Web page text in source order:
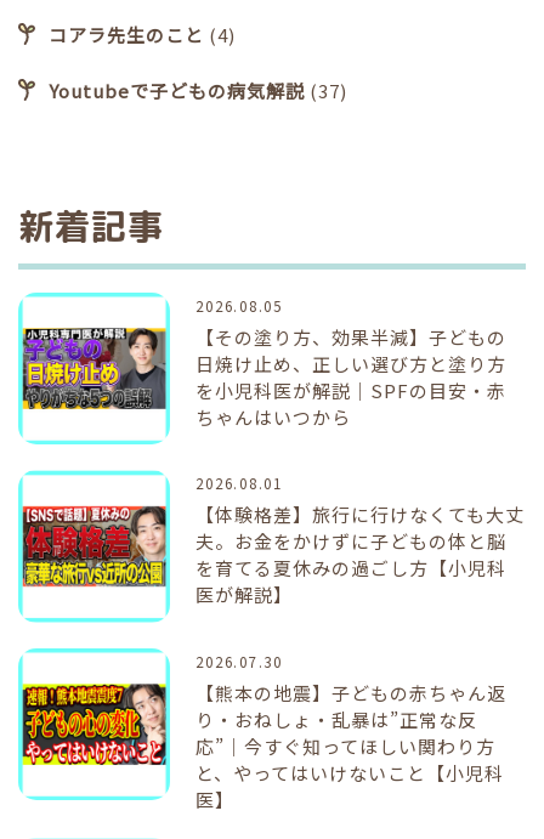
コアラ先生のこと (4)
Youtubeで子どもの病気解説 (37)
新着記事
2026.08.05
【その塗り方、効果半減】子どもの
日焼け止め、正しい選び方と塗り方
を小児科医が解説｜SPFの目安・赤
ちゃんはいつから
2026.08.01
【体験格差】旅行に行けなくても大丈
夫。お金をかけずに子どもの体と脳
を育てる夏休みの過ごし方【小児科
医が解説】
2026.07.30
【熊本の地震】子どもの赤ちゃん返
り・おねしょ・乱暴は”正常な反
応”｜今すぐ知ってほしい関わり方
と、やってはいけないこと【小児科
医】